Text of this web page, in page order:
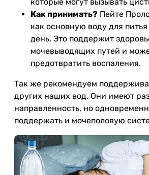
Как принимать? Пейте
как основную воду для
день. Это поддержит
мочевыводящих путей и
предотвратить воспаления.
Так же рекомендуем
других наших вод. Они имеют
направленность, но
поддержать и мочеполовую